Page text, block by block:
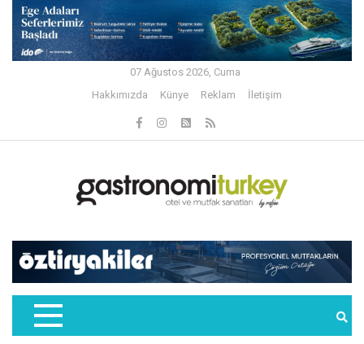
07 Ağustos 2026, Cuma
Hakkımızda
Künye Reklam İletişim